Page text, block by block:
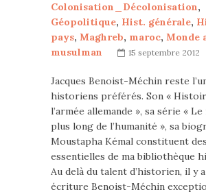
Colonisation_Décolonisation,
Géopolitique, Hist. générale,
pays, Maghreb, maroc, Monde
musulman
15 septembre 2012
Jacques Benoist-Méchin reste
historiens préférés. Son «
l’armée allemande », sa série «
plus long de l’humanité », sa
Moustapha Kémal constituent
essentielles de ma bibliothèque
Au delà du talent d’historien, il y
écriture Benoist-Méchin